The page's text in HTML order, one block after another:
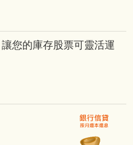
您的庫存股票可靈活運